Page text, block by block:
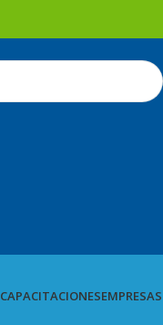
CAPACITACIONESEMPRESAS